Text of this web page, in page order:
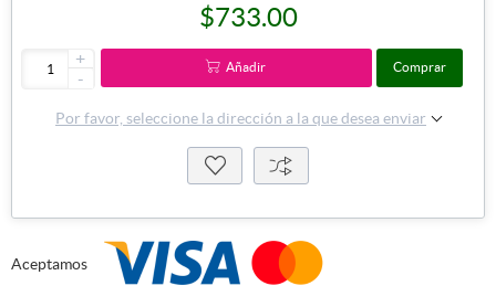
$733.00
+
-
Añadir Comprar
Por favor, seleccione la dirección a la que desea enviar
Aceptamos